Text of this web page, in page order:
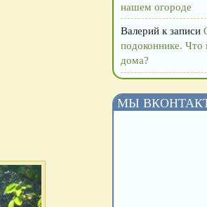
нашем огороде
Валерий к записи
подоконнике.
дома?
МЫ